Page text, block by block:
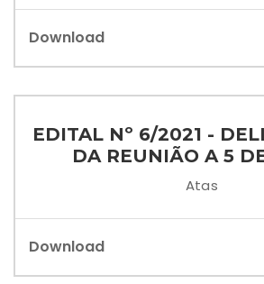
Download
EDITAL Nº 6/2021 -
DA REUNIÃO A 5
Atas
Download